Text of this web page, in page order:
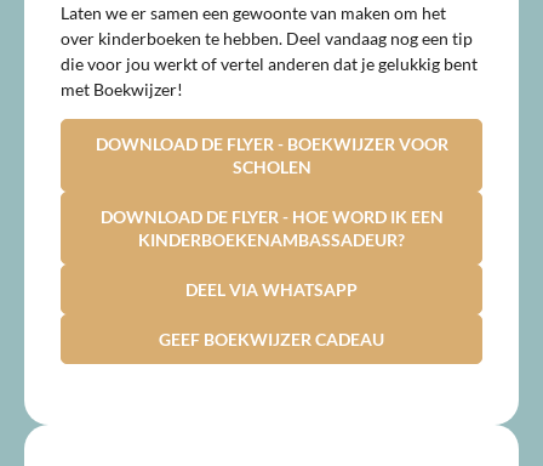
Laten we er samen een gewoonte van maken om het
over kinderboeken te hebben. Deel vandaag nog een tip
die voor jou werkt of vertel anderen dat je gelukkig bent
met Boekwijzer!
DOWNLOAD DE FLYER - BOEKWIJZER VOOR
SCHOLEN
DOWNLOAD DE FLYER - HOE WORD IK EEN
KINDERBOEKENAMBASSADEUR?
DEEL VIA WHATSAPP
GEEF BOEKWIJZER CADEAU